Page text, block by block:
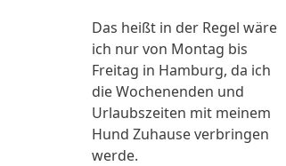
Das heißt in der Regel wäre
ich nur von Montag bis
Freitag in Hamburg, da ich
die Wochenenden und
Urlaubszeiten mit meinem
Hund Zuhause verbringen
werde.